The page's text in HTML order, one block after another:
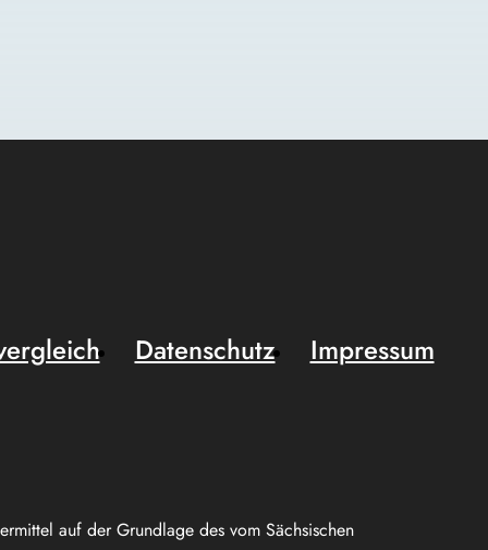
auf der Grundlage des vom Sächsischen
Datenschutz
Impressum